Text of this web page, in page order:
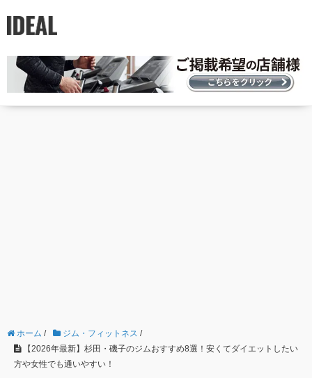
ホーム / ジム・フィットネス /
【2026年最新】杉田・磯子のジムおすすめ8選！安くてダイエットしたい
方や女性でも通いやすい！